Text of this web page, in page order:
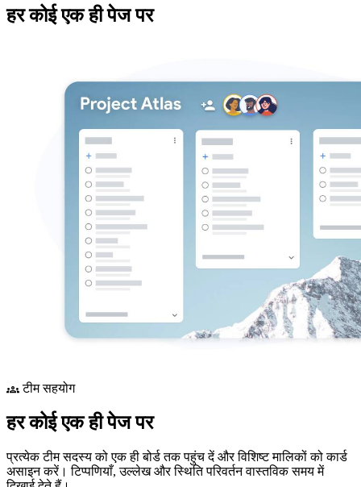
हर कोई एक ही पेज पर
groupsटीम सहयोग
हर कोई एक ही पेज पर
प्रत्येक टीम सदस्य को एक ही बोर्ड तक पहुंच दें और विशिष्ट मालिकों को कार्ड
असाइन करें। टिप्पणियाँ, उल्लेख और स्थिति परिवर्तन वास्तविक समय में